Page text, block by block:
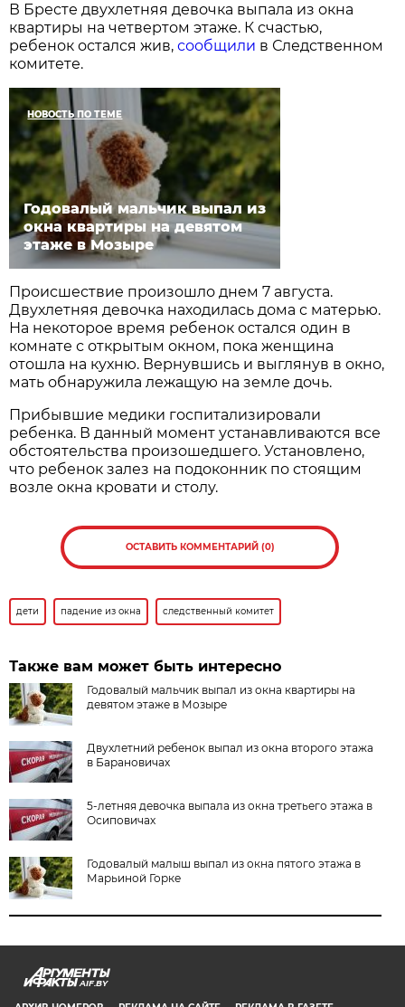
В Бресте двухлетняя девочка выпала из окна
квартиры на четвертом этаже. К счастью,
ребенок остался жив,сообщили в Следственном
комитете.
НОВОСТЬ ПО ТЕМЕ
Годовалый мальчик выпал из
окна квартиры на девятом
этаже в Мозыре
Происшествие произошло днем 7 августа.
Двухлетняя девочка находилась дома с матерью.
На некоторое время ребенок остался один в
комнате с открытым окном, пока женщина
отошла на кухню. Вернувшись и выглянув в окно,
мать обнаружила лежащую на земле дочь.
Прибывшие медики госпитализировали
ребенка. В данный момент устанавливаются все
обстоятельства произошедшего. Установлено,
что ребенок залез на подоконник по стоящим
возле окна кровати и столу.
ОСТАВИТЬ КОММЕНТАРИЙ (0)
дети падение из окна следственный комитет
Также вам может быть интересно
Годовалый мальчик выпал из окна квартиры на
девятом этаже в Мозыре
Двухлетний ребенок выпал из окна второго этажа
в Барановичах
5-летняя девочка выпала из окна третьего этажа в
Осиповичах
Годовалый малыш выпал из окна пятого этажа в
Марьиной Горке
AIF.BY